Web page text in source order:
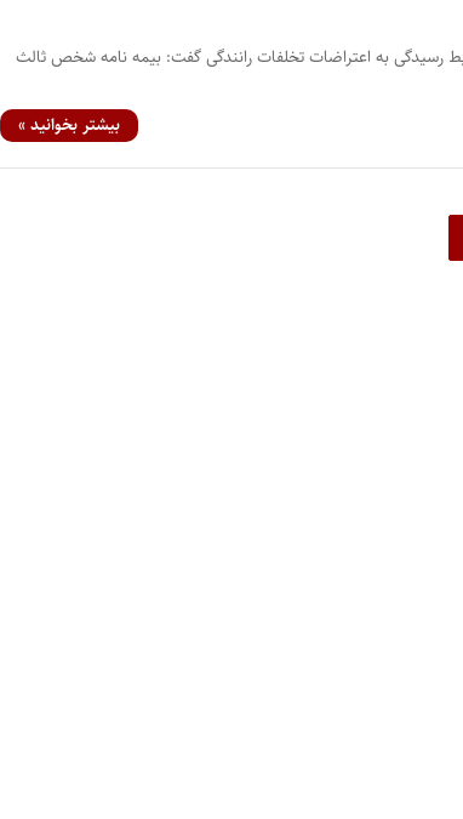
رسیدگی به اعتراضات تخلفات رانندگی گفت: بیمه نامه شخص ثالث
بیشتر بخوانید »